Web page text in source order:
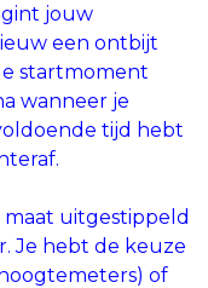
jouw
een ontbijt
startmoment
wanneer je
tijd hebt
uitgestippeld
Je hebt de keuze
of